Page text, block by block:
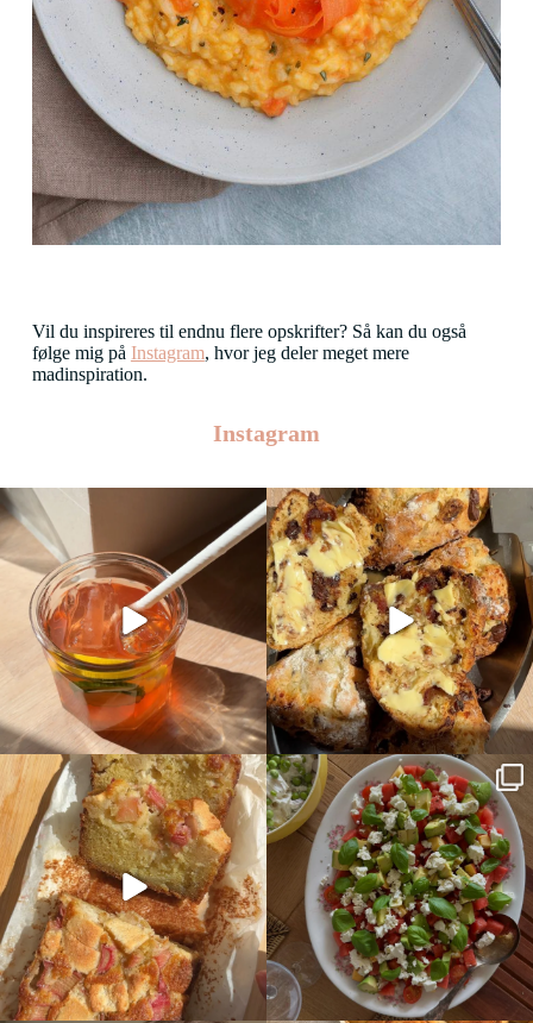
Vil du inspireres til endnu flere opskrifter? Så kan du også
følge mig på Instagram, hvor jeg deler meget mere
madinspiration.
Instagram